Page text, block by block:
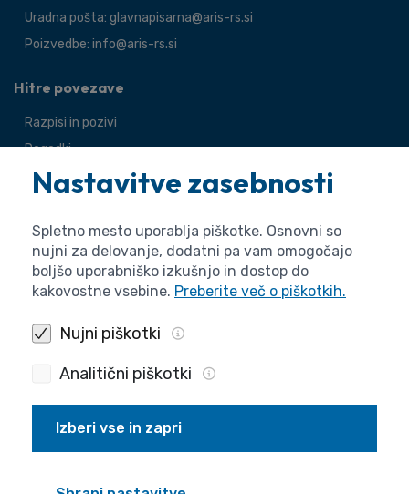
Uradna pošta: glavnapisarna@aris-rs.si
Poizvedbe: info@aris-rs.si
Hitre povezave
Razpisi in pozivi
Dogodki
Novice
Pravno
Pravno obvestilo
Varstvo osebnih podatkov
Izjava o dostopnosti
Informacije
Splošne zadeve
Nastavitve zasebnosti
Spletno mesto uporablja piškotke. Osnovni so
nujni za delovanje, dodatni pa vam omogočajo
boljšo uporabniško izkušnjo in dostop do
kakovostne vsebine. Preberite več o piškotkih.
Nujni piškotki
Analitični piškotki
Izberi vse in zapri